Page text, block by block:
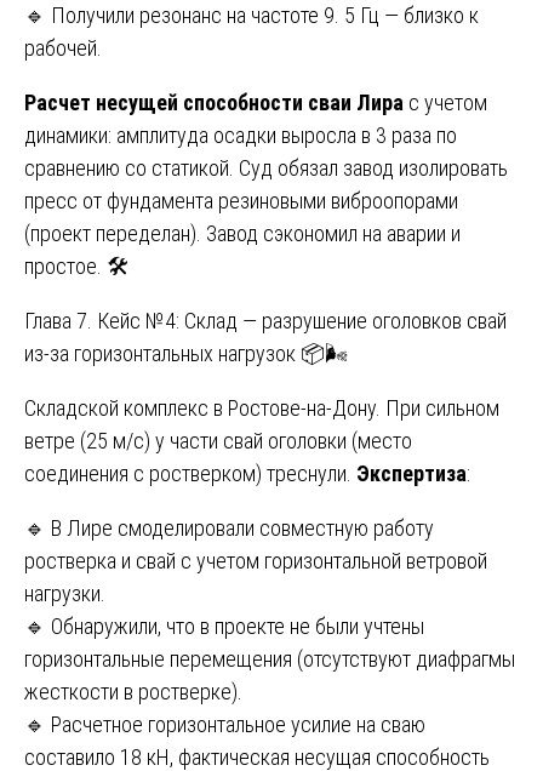
🔹 Получили резонанс на частоте 9. 5 Гц — близко к
рабочей.
Расчет несущей способности сваи Лира с учетом
динамики: амплитуда осадки выросла в 3 раза по
сравнению со статикой. Суд обязал завод изолировать
пресс от фундамента резиновыми виброопорами
(проект переделан). Завод сэкономил на аварии и
простое. 🛠️
Глава 7. Кейс №4: Склад — разрушение оголовков свай
из-за горизонтальных нагрузок 📦🌬️
Складской комплекс в Ростове-на-Дону. При сильном
ветре (25 м/с) у части свай оголовки (место
соединения с ростверком) треснули. Экспертиза:
🔹 В Лире смоделировали совместную работу
ростверка и свай с учетом горизонтальной ветровой
нагрузки.
🔹 Обнаружили, что в проекте не были учтены
горизонтальные перемещения (отсутствуют диафрагмы
жесткости в ростверке).
🔹 Расчетное горизонтальное усилие на сваю
составило 18 кН, фактическая несущая способность